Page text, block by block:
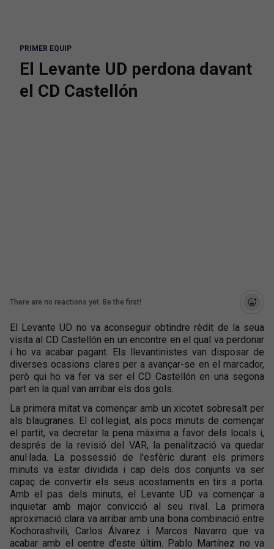
PRIMER EQUIP
El Levante UD perdona davant
el CD Castellón
There are no reactions yet. Be the first!
El Levante UD no va aconseguir obtindre rèdit de la seua
visita al CD Castellón en un encontre en el qual va perdonar
i ho va acabar pagant. Els llevantinistes van disposar de
diverses ocasions clares per a avançar-se en el marcador,
però qui ho va fer va ser el CD Castellón en una segona
part en la qual van arribar els dos gols.
La primera mitat va començar amb un xicotet sobresalt per
als blaugranes. El col·legiat, als pocs minuts de començar
el partit, va decretar la pena màxima a favor dels locals i,
després de la revisió del VAR, la penalització va quedar
anul·lada. La possessió de l'esfèric durant els primers
minuts va estar dividida i cap dels dos conjunts va ser
capaç de convertir els seus acostaments en tirs a porta.
Amb el pas dels minuts, el Levante UD va començar a
inquietar amb major convicció al seu rival. La primera
aproximació clara va arribar amb una bona combinació entre
Kochorashvili, Carlos Álvarez i Marcos Navarro que va
acabar amb el centre d'este últim. Pablo Martínez no va